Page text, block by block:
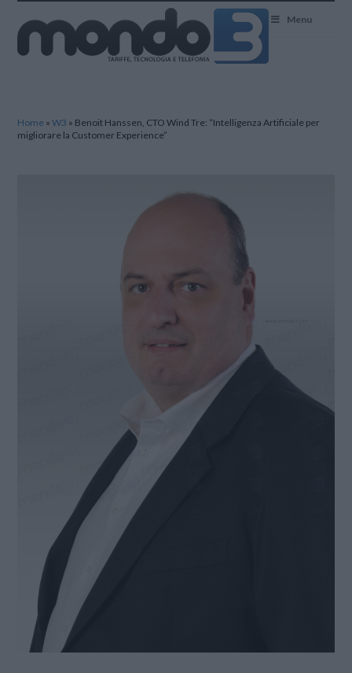
Menu
Home »W3 » Benoit Hanssen, CTO Wind Tre: “Intelligenza Artificiale per
migliorare la Customer Experience”